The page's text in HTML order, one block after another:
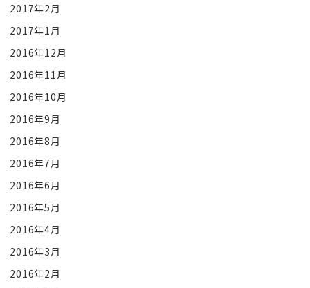
2017年2月
2017年1月
2016年12月
2016年11月
2016年10月
2016年9月
2016年8月
2016年7月
2016年6月
2016年5月
2016年4月
2016年3月
2016年2月